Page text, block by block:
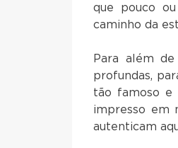
que pouco
caminho da
Para além de
profundas,
tão famoso e
impresso em
autenticam